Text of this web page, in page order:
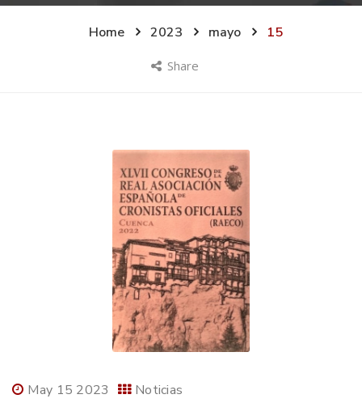
Home 2023 mayo 15
Share
May 15 2023 Noticias